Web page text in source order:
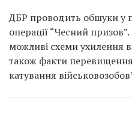
ДБР проводить обшуки у
операції “Чесний
можливі схеми ухилення
також факти
катування